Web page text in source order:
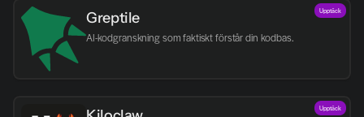
Greptile
AI-kodgranskning som faktiskt förstår din kodbas.
Upptäck
Upptäck